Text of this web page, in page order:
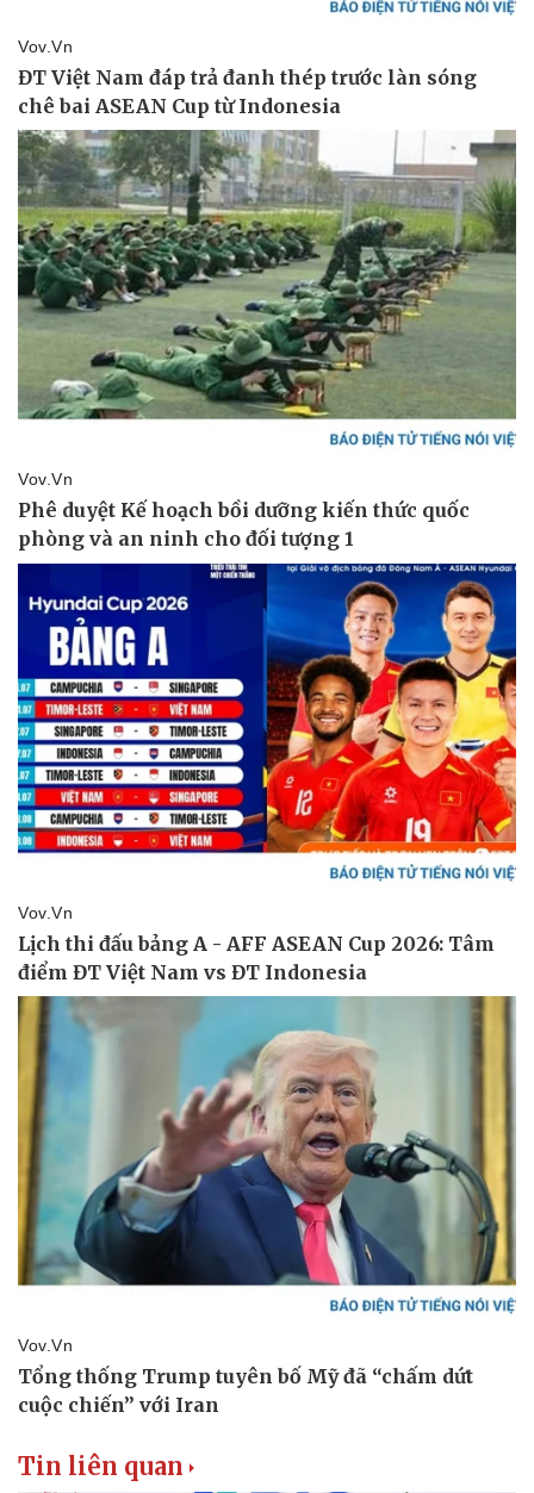
Bóng đá
Lịch thi đấu bóng đá
Thế giới thể thao
eSports
Ô tô - Xe máy
Tư vấn
Tin liên quan